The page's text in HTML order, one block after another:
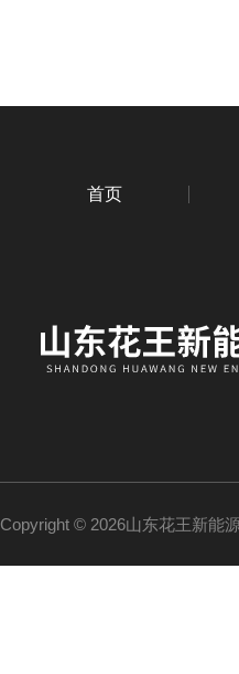
首页
Copyright © 2026山东花王新